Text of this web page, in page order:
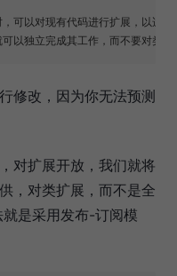
可以对现有代码进行扩展，以适应
修改，因为你无法预测
对扩展开放，我们就将
，对类扩展，而不是全
是采用发布-订阅模